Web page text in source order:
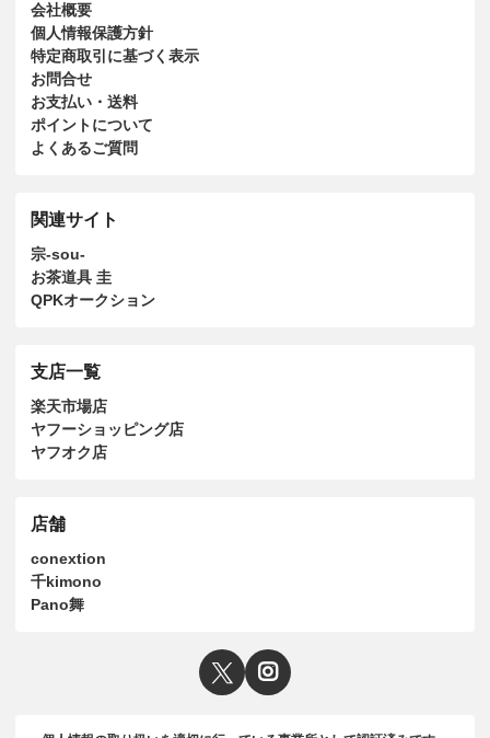
会社概要
個人情報保護方針
特定商取引に基づく表示
お問合せ
お支払い・送料
ポイントについて
よくあるご質問
関連サイト
宗-sou-
お茶道具 圭
QPKオークション
支店一覧
楽天市場店
ヤフーショッピング店
ヤフオク店
店舗
conextion
千kimono
Pano舞